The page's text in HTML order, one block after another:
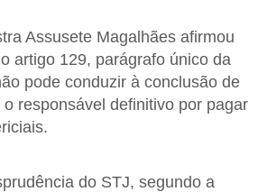
Assusete Magalhães afirmou
artigo 129, parágrafo único da
pode conduzir à conclusão de
responsável definitivo por pagar
do STJ, segundo a